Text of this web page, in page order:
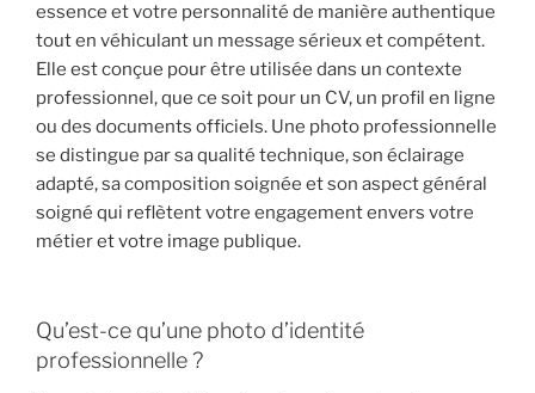
essence et votre personnalité de manière authentique
tout en véhiculant un message sérieux et compétent.
Elle est conçue pour être utilisée dans un contexte
professionnel, que ce soit pour un CV, un profil en ligne
ou des documents officiels. Une photo professionnelle
se distingue par sa qualité technique, son éclairage
adapté, sa composition soignée et son aspect général
soigné qui reflètent votre engagement envers votre
métier et votre image publique.
Qu’est-ce qu’une photo d’identité
professionnelle ?